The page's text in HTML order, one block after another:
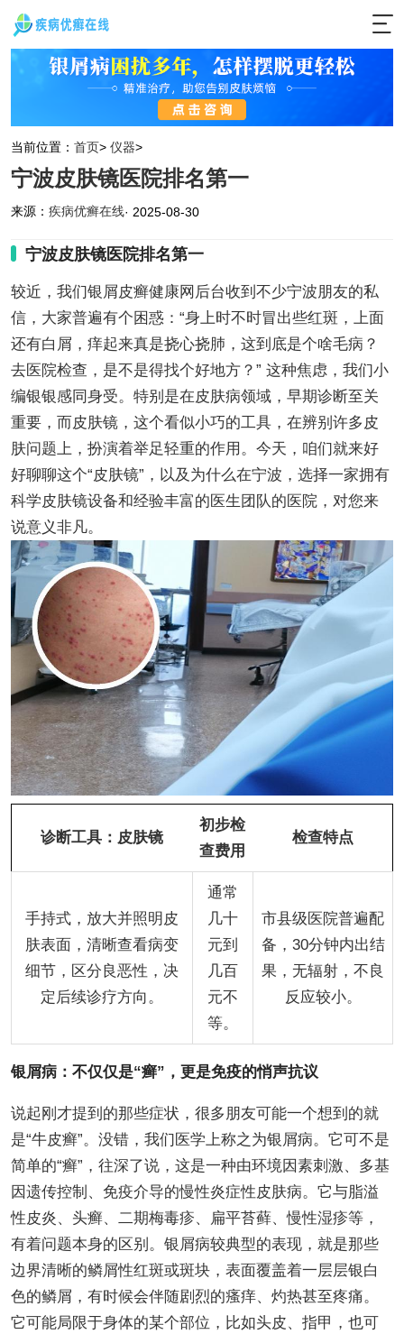
当前位置： 首页> 仪器>
宁波皮肤镜医院排名第一
来源： 疾病优癣在线· 2025-08-30
宁波皮肤镜医院排名第一
较近，我们银屑皮癣健康网后台收到不少宁波朋友的私
信，大家普遍有个困惑：“身上时不时冒出些红斑，上面
还有白屑，痒起来真是挠心挠肺，这到底是个啥毛病？
去医院检查，是不是得找个好地方？” 这种焦虑，我们小
编银银感同身受。特别是在皮肤病领域，早期诊断至关
重要，而皮肤镜，这个看似小巧的工具，在辨别许多皮
肤问题上，扮演着举足轻重的作用。今天，咱们就来好
好聊聊这个“皮肤镜”，以及为什么在宁波，选择一家拥有
科学皮肤镜设备和经验丰富的医生团队的医院，对您来
说意义非凡。
诊断工具：皮肤镜
初步检
查费用
检查特点
手持式，放大并照明皮
肤表面，清晰查看病变
细节，区分良恶性，决
定后续诊疗方向。
通常
几十
元到
几百
元不
等。
市县级医院普遍配
备，30分钟内出结
果，无辐射，不良
反应较小。
银屑病：不仅仅是“癣”，更是免疫的悄声抗议
说起刚才提到的那些症状，很多朋友可能一个想到的就
是“牛皮癣”。没错，我们医学上称之为银屑病。它可不是
简单的“癣”，往深了说，这是一种由环境因素刺激、多基
因遗传控制、免疫介导的慢性炎症性皮肤病。它与脂溢
性皮炎、头癣、二期梅毒疹、扁平苔藓、慢性湿疹等，
有着问题本身的区别。银屑病较典型的表现，就是那些
边界清晰的鳞屑性红斑或斑块，表面覆盖着一层层银白
色的鳞屑，有时候会伴随剧烈的瘙痒、灼热甚至疼痛。
它可能局限于身体的某个部位，比如头皮、指甲，也可